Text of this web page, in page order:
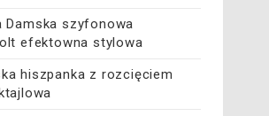
Damska szyfonowa
efektowna stylowa
hiszpanka z rozcięciem